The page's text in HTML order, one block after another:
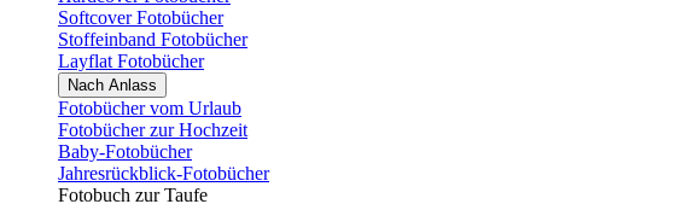
Softcover Fotobücher
Stoffeinband Fotobücher
Layflat Fotobücher
Nach Anlass
Fotobücher vom Urlaub
Fotobücher zur Hochzeit
Baby-Fotobücher
Jahresrückblick-Fotobücher
Fotobuch zur Taufe